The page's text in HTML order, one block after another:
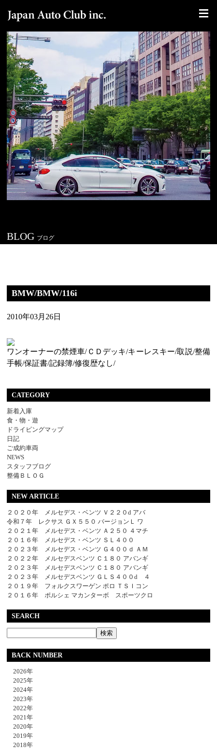
BLOG ブログ
BMW/BMW/116i
2010年03月26日
ワンオーナーの禁煙車/ＣＤデッキ/キーレスキー/取説/整備
手帳/保証書/記録簿/修復歴なし/
CATEGORY
新着入庫
食・物・遊
ドライビングマップ
日記
ご成約車両
NEWS
スタッフブログ
整備ＢＬＯＧ
NEW ARTICLE
２０２０年 メルセデス・ベンツ Ｖ２２０d アバ
令和７年 レクサス ＧＸ５５０ バージョンＬ ワ
２０２１年 メルセデス・ベンツ Ａ２５０ ４マチ
２０１６年 メルセデス・ベンツ ＳＬ４００
２０２３年 メルセデス・ベンツ Ｇ４００ｄ ＡＭ
２０２２年 メルセデスベンツ Ｃ１８０ アバンギ
２０２３年 メルセデスベンツ Ｃ１８０ アバンギ
２０２３年 メルセデスベンツ ＧＬＳ４００d ４
２０１９年 フォルクスワーゲン ポロ ＴＳＩコン
２０１６年 ポルシェ マカンターボ スポーツクロ
SEARCH
BACK NUMBER
2026年
2025年
2024年
2023年
2022年
2021年
2020年
2019年
2018年